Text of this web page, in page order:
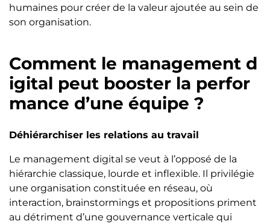
humaines pour créer de la valeur ajoutée au sein de
son organisation.
Comment le management d
igital peut booster la perfor
mance d’une équipe ?
Déhiérarchiser les relations au travail
Le management digital se veut à l’opposé de la
hiérarchie classique, lourde et inflexible. Il privilégie
une organisation constituée en réseau, où
interaction, brainstormings et propositions priment
au détriment d’une gouvernance verticale qui